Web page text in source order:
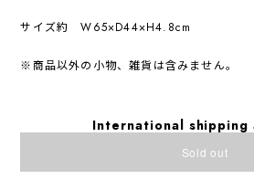
サイズ約 W65×D44×H4.8cm
※商品以外の小物、雑貨は含みません。
International shipping
Sold out